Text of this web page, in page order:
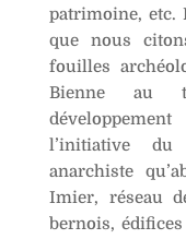
patrimoine, etc.
que nous
fouilles
Bienne au
l’initiative du
anarchiste
Imier, réseau
bernois,